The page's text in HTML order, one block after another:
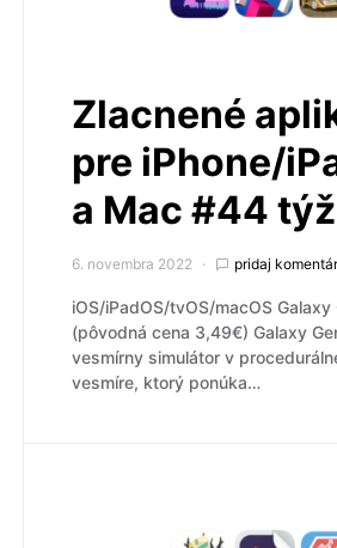
Zlacnené
pre iPhone/
a Mac #44
6. novembra 2022 pridaj komentár
iOS/iPadOS/tvOS/macOS Galaxy
(pôvodná cena 3,49€) Galaxy
vesmírny simulátor v
vesmíre, ktorý ponúka…